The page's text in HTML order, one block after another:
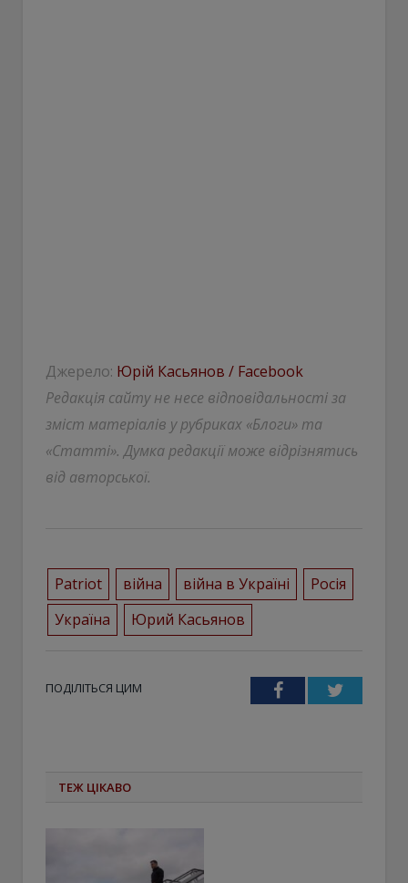
Джерело: Юрій Касьянов / Facebook
Редакція сайту не несе відповідальності за
зміст матеріалів у рубриках «Блоги» та
«Статті». Думка редакції може відрізнятись
від авторської.
Patriot війна війна в Україні
Росія
Україна
Юрий Касьянов
ПОДІЛІТЬСЯ ЦИМ FacebookTwitter
ТЕЖ ЦІКАВО